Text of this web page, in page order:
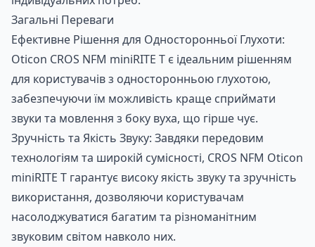
Загальні Переваги
Ефективне Рішення для Односторонньої Глухоти:
Oticon CROS NFM miniRITE T є ідеальним рішенням
для користувачів з односторонньою глухотою,
забезпечуючи їм можливість краще сприймати
звуки та мовлення з боку вуха, що гірше чує.
Зручність та Якість Звуку: Завдяки передовим
технологіям та широкій сумісності, CROS NFM Oticon
miniRITE T гарантує високу якість звуку та зручність
використання, дозволяючи користувачам
насолоджуватися багатим та різноманітним
звуковим світом навколо них.
Замовити консультацію по
Слуховий апарат Oticon
CROS PX miniRITE R